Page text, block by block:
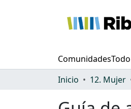
Comunidades
Inicio
12. Mujer